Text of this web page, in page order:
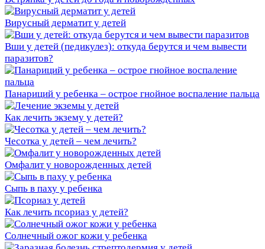
Вирусный дерматит у детей
Вши у детей (педикулез): откуда берутся и чем вывести
паразитов?
Панариций у ребенка – острое гнойное воспаление пальца
Как лечить экзему у детей?
Чесотка у детей – чем лечить?
Омфалит у новорожденных детей
Сыпь в паху у ребенка
Как лечить псориаз у детей?
Солнечный ожог кожи у ребенка